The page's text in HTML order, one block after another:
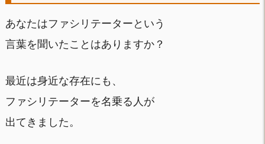
あなたはファシリテーターという
言葉を聞いたことはありますか？
最近は身近な存在にも、
ファシリテーターを名乗る人が
出てきました。